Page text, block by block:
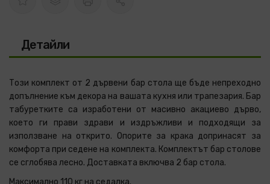
Детайли
Този комплект от 2 дървени бар стола ще бъде непреходно
допълнение към декора на вашата кухня или трапезария. Бар
табуретките са изработени от масивно акациево дърво,
което ги прави здрави и издръжливи и подходящи за
използване на открито. Опорите за крака допринасят за
комфорта при седене на комплекта. Комплектът бар столове
се сглобява лесно. Доставката включва 2 бар стола.